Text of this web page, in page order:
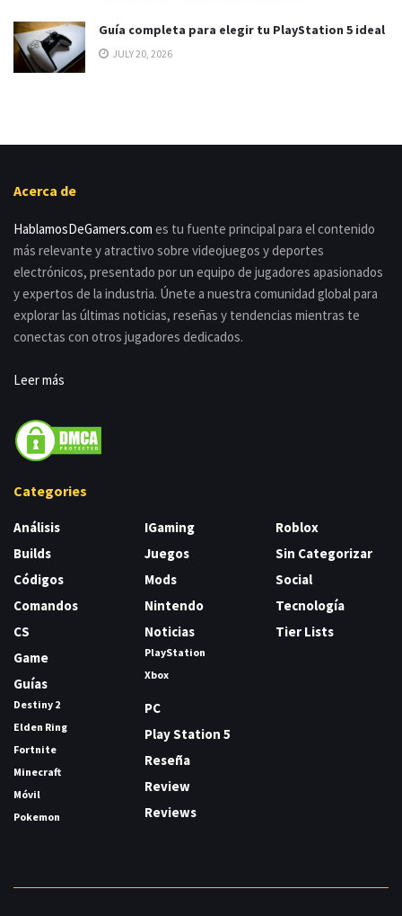
Guía completa para elegir tu PlayStation 5 ideal
JULY 20, 2026
Acerca de
HablamosDeGamers.com es tu fuente principal para el contenido
más relevante y atractivo sobre videojuegos y deportes
electrónicos, presentado por un equipo de jugadores apasionados
y expertos de la industria. Únete a nuestra comunidad global para
explorar las últimas noticias, reseñas y tendencias mientras te
conectas con otros jugadores dedicados.
Leer más
Categories
Análisis
Builds
Códigos
Comandos
CS
Game
Guías
Destiny 2
Elden Ring
Fortnite
Minecraft
Móvil
Pokemon
IGaming
Juegos
Mods
Nintendo
Noticias
PlayStation
Xbox
PC
Play Station 5
Reseña
Review
Reviews
Roblox
Sin Categorizar
Social
Tecnología
Tier Lists